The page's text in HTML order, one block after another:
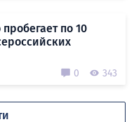
по 10
0 343